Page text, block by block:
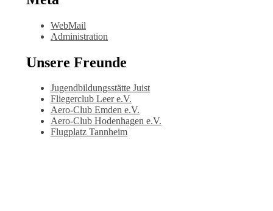
WebMail
Administration
Unsere Freunde
Jugendbildungsstätte Juist
Fliegerclub Leer e.V.
Aero-Club Emden e.V.
Aero-Club Hodenhagen e.V.
Flugplatz Tannheim